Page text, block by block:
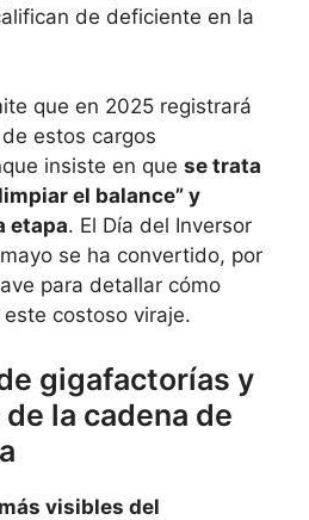
de deficiente en la
que en 2025 registrará
estos cargos
insiste en que se trata
el balance” y
etapa. El Día del Inversor
se ha convertido, por
para detallar cómo
costoso viraje.
gigafactorías y
la cadena de
visibles del